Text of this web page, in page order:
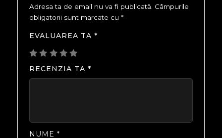
Adresa ta de email nu va fi publicată. Câmpurile
obligatorii sunt marcate cu *
EVALUAREA TA *
RECENZIA TA *
NUME *